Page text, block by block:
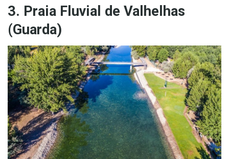
3. Praia Fluvial de Valhelhas
(Guarda)